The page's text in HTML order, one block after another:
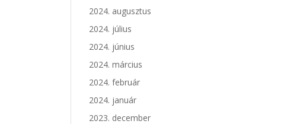
2024. augusztus
2024. július
2024. június
2024. március
2024. február
2024. január
2023. december